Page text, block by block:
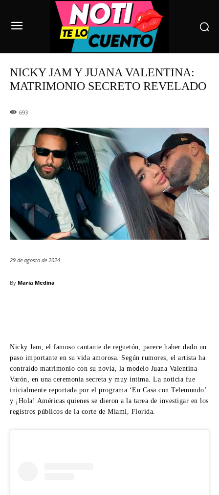
NICKY JAM Y JUANA VALENTINA:
MATRIMONIO SECRETO REVELADO
693
29 de agosto de 2024
By Maria Medina
Nicky Jam, el famoso cantante de reguetón, parece haber dado un
paso importante en su vida amorosa. Según rumores, el artista ha
contraído matrimonio con su novia, la modelo Juana Valentina
Varón, en una ceremonia secreta y muy íntima. La noticia fue
inicialmente reportada por el programa ‘En Casa con Telemundo’
y ¡Hola! Américas quienes se dieron a la tarea de investigar en los
registros públicos de la corte de Miami, Florida.